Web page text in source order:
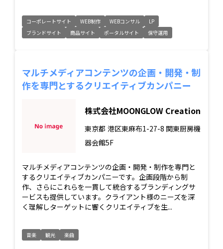
コーポレートサイト WEB制作 WEBコンサル
LP
ブランドサイト
商品サイト ポータルサイト 保守運用
マルチメディアコンテンツの企画・開発・制
作を専門とするクリエイティブカンパニー
株式会社MOONGLOW Creation
東京都 港区東麻布1-27-8 関東厨房機
器会館5F
マルチメディアコンテンツの企画・開発・制作を専門と
するクリエイティブカンパニーです。企画段階から制
作、さらにこれらを一貫して統合するブランディングサ
ービスも提供しています。クライアント様のニーズを深
く理解しターゲットに響くクリエイティブを生...
音楽 観光 楽曲